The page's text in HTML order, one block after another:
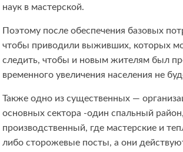
наук в мастерской.
Поэтому после обеспечения базовых
чтобы приводили выживших, которых
следить, чтобы и новым жителям был
временного увеличения населения не
Также одно из существенных —
основных сектора -один спальный
производственный, где мастерские и
либо сторожевые посты, а они